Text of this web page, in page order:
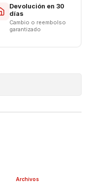
Devolución en 30
días
Cambio o reembolso
garantizado
Archivos